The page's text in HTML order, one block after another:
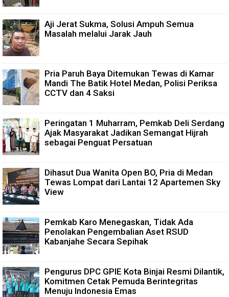
Aji Jerat Sukma, Solusi Ampuh Semua
Masalah melalui Jarak Jauh
Pria Paruh Baya Ditemukan Tewas di Kamar
Mandi The Batik Hotel Medan, Polisi Periksa
CCTV dan 4 Saksi
Peringatan 1 Muharram, Pemkab Deli Serdang
Ajak Masyarakat Jadikan Semangat Hijrah
sebagai Penguat Persatuan
Dihasut Dua Wanita Open BO, Pria di Medan
Tewas Lompat dari Lantai 12 Apartemen Sky
View
Pemkab Karo Menegaskan, Tidak Ada
Penolakan Pengembalian Aset RSUD
Kabanjahe Secara Sepihak
Pengurus DPC GPIE Kota Binjai Resmi Dilantik,
Komitmen Cetak Pemuda Berintegritas
Menuju Indonesia Emas